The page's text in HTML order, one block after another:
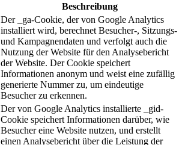
Beschreibung
Der _ga-Cookie, der von Google Analytics
installiert wird, berechnet Besucher-, Sitzungs-
und Kampagnendaten und verfolgt auch die
Nutzung der Website für den Analysebericht
der Website. Der Cookie speichert
Informationen anonym und weist eine zufällig
generierte Nummer zu, um eindeutige
Besucher zu erkennen.
Der von Google Analytics installierte _gid-
Cookie speichert Informationen darüber, wie
Besucher eine Website nutzen, und erstellt
einen Analysebericht über die Leistung der